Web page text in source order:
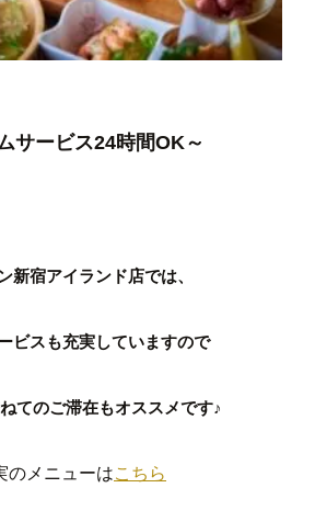
サービス24時間OK～
新宿アイランド店では、
ビスも充実していますので
てのご滞在もオススメです♪
のメニューはこちら